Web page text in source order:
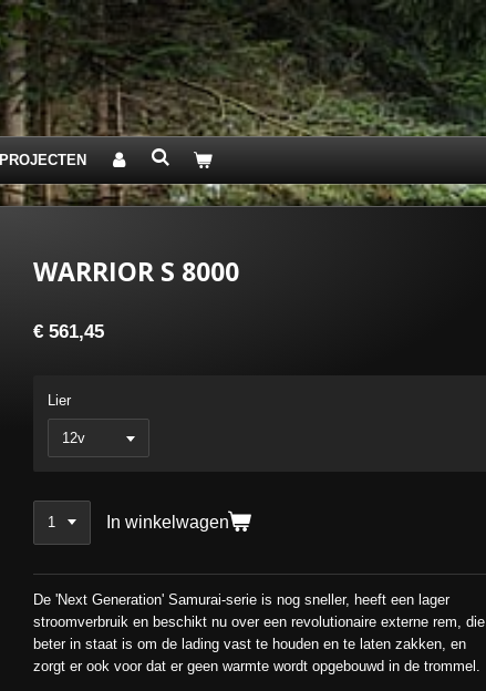
PROJECTEN
WARRIOR S 8000
€ 561,45
Lier
In winkelwagen
De 'Next Generation' Samurai-serie is nog sneller, heeft een lager
stroomverbruik en beschikt nu over een revolutionaire externe rem, die
beter in staat is om de lading vast te houden en te laten zakken, en
zorgt er ook voor dat er geen warmte wordt opgebouwd in de trommel.